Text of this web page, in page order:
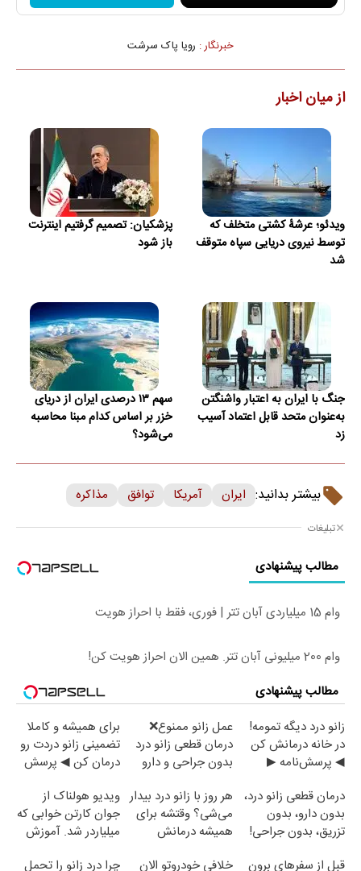
خبرنگار : رویا پاک سرشت
از میان اخبار
ویدئو؛ عرشۀ کشتی متخلف که
توسط نیروی دریایی سپاه متوقف
شد
پزشکیان: تصمیم گرفتیم اینترنت
باز شود
جنگ با ایران به اعتبار واشنگتن
به‌عنوان متحد قابل اعتماد آسیب
زد
سهم ۱۳ درصدی ایران از دریای
خزر بر اساس کدام مبنا محاسبه
می‌شود؟
بیشتر بدانید: ایران آمریکا توافق مذاکره
تبلیغات
مطالب پیشنهادی
وام 15 میلیاردی آبان تتر | فوری، فقط با احراز هویت
وام 200 میلیونی آبان تتر. همین الان احراز هویت کن!
مطالب پیشنهادی
زانو درد دیگه تمومه!
در خانه درمانش کن
◀ پرسش‌نامه ▶
عمل زانو ممنوع❌
درمان قطعی زانو درد
بدون جراحی و دارو
برای همیشه و کاملا
تضمینی زانو دردت رو
درمان کن ◀ پرسش
درمان قطعی زانو درد،
بدون دارو، بدون
تزریق، بدون جراحی!
هر روز با زانو درد بیدار
می‌شی؟ وقتشه برای
همیشه درمانش
ویدیو هولناک از
جوان کارتن خوابی که
میلیاردر شد. آموزش
قبل از سفرهای برون
خلافی خودروتو الان چرا درد زانو را تحمل